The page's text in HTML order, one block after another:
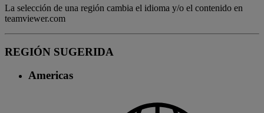
La selección de una región cambia el idioma y/o el contenido en
teamviewer.com
REGIÓN SUGERIDA
Americas